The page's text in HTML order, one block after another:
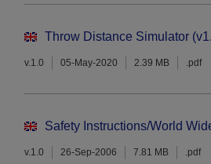
Throw Distance Simulator
v.1.0 05-May-2020 2.39 MB .pdf
Safety Instructions/World
v.1.0 26-Sep-2006 7.81 MB .pdf